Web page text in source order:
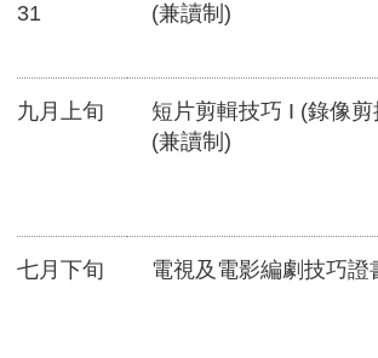
31
(兼讀制)
九月上旬
短片剪輯技巧 I (錄像
(兼讀制)
七月下旬 電視及電影編劇技巧證